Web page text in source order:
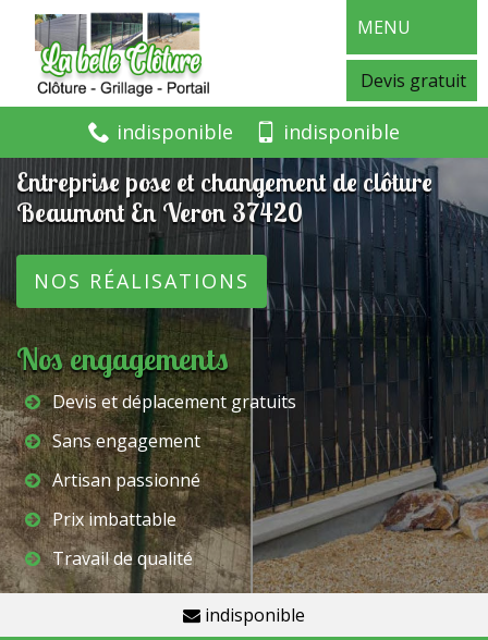
MENU
Devis gratuit
indisponible indisponible
Entreprise pose et changement de clôture
Beaumont En Veron 37420
NOS RÉALISATIONS
Nos engagements
Devis et déplacement gratuits
Sans engagement
Artisan passionné
Prix imbattable
Travail de qualité
indisponible